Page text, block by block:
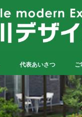
代表あいさつ ご